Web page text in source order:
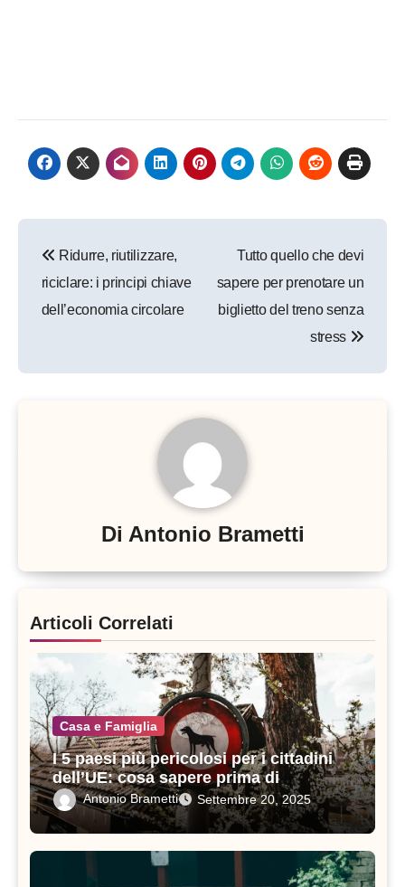
articoli
Ridurre, riutilizzare,
riciclare: i principi chiave
dell’economia circolare
Tutto quello che devi
sapere per prenotare un
biglietto del treno senza
stress
Di Antonio Brametti
Articoli Correlati
Casa e Famiglia
I 5 paesi più pericolosi per i cittadini
dell’UE: cosa sapere prima di
viaggiare
Antonio Brametti Settembre 20, 2025